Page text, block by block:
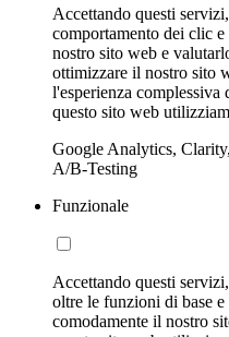
Accettando questi
comportamento dei clic
nostro sito web e
ottimizzare il nostro sito
l'esperienza complessiva
questo sito web
Google Analytics,
A/B-Testing
Funzionale
Accettando questi
oltre le funzioni di base
comodamente il nostro